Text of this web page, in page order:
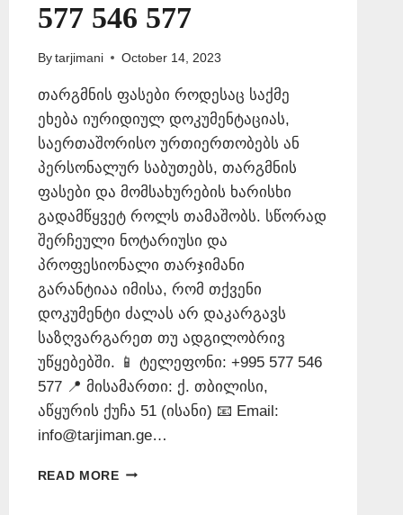
577 546 577
By tarjimani October 14, 2023
თარგმნის ფასები როდესაც საქმე
ეხება იურიდიულ დოკუმენტაციას,
საერთაშორისო ურთიერთობებს ან
პერსონალურ საბუთებს, თარგმნის
ფასები და მომსახურების ხარისხი
გადამწყვეტ როლს თამაშობს. სწორად
შერჩეული ნოტარიუსი და
პროფესიონალი თარჯიმანი
გარანტიაა იმისა, რომ თქვენი
დოკუმენტი ძალას არ დაკარგავს
საზღვარგარეთ თუ ადგილობრივ
უწყებებში. 📱 ტელეფონი: +995 577 546
577 📍 მისამართი: ქ. თბილისი,
აწყურის ქუჩა 51 (ისანი) 📧 Email:
info@tarjiman.ge…
READ MOREᲗᲐᲠᲒᲛᲜᲘᲡ